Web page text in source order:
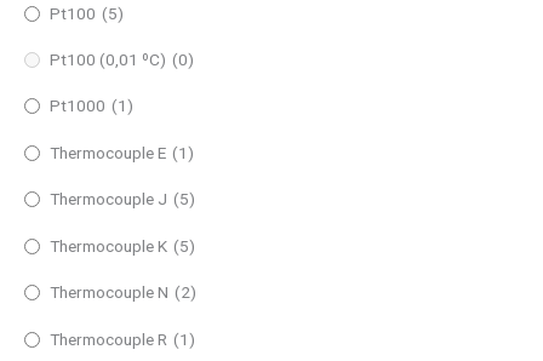
Pt100 (5)
Pt100 (0,01 ºC) (0)
Pt1000 (1)
Thermocouple E (1)
Thermocouple J (5)
Thermocouple K (5)
Thermocouple N (2)
Thermocouple R (1)